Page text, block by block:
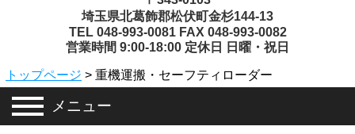
埼玉県北葛飾郡松伏町金杉144-13
TEL 048-993-0081 FAX 048-993-0082
営業時間 9:00-18:00 定休日 日曜・祝日
トップページ > 重機運搬・セーフティローダー
メニュー